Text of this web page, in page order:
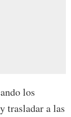
los
trasladar a las